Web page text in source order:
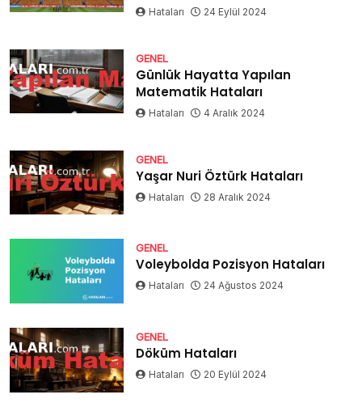
Hataları 24 Eylül 2024
GENEL
Günlük Hayatta Yapılan
Matematik Hataları
Hataları 4 Aralık 2024
GENEL
Yaşar Nuri Öztürk Hataları
Hataları 28 Aralık 2024
GENEL
Voleybolda Pozisyon Hataları
Hataları 24 Ağustos 2024
GENEL
Döküm Hataları
Hataları 20 Eylül 2024